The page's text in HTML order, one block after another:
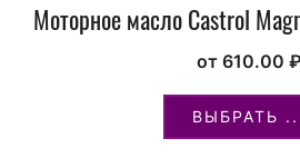
Моторное масло Castrol
от 610.00 ₽
ВЫБРАТЬ